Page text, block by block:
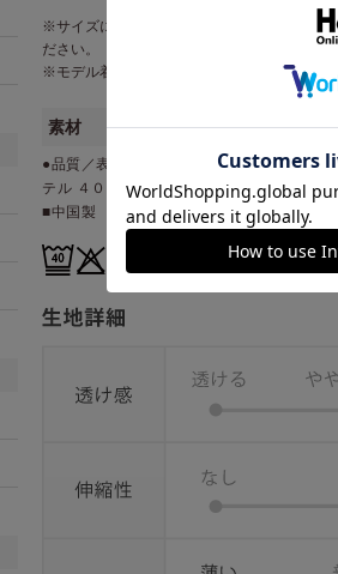
※サイズにつきましては若干の誤差が生じる
ださい。
※モデル着用サイズ：Ｍサイズ
素材
●品質／表地 綿 ６０％・ポリエステル ４
テル ４０％
■中国製